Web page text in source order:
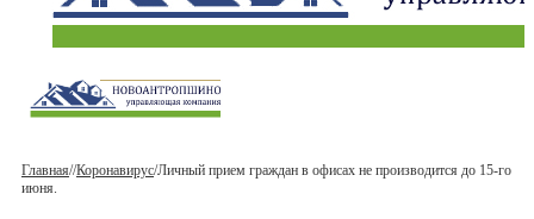
Главная//Коронавирус/Личный прием граждан в офисах не производится до 15-го
июня.